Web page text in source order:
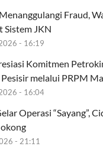
Fraud,
Sistem JKN
- 16:19
Komitmen
Pesisir melalui PRPM
- 16:04
Operasi “Sayang”,
- 21:11